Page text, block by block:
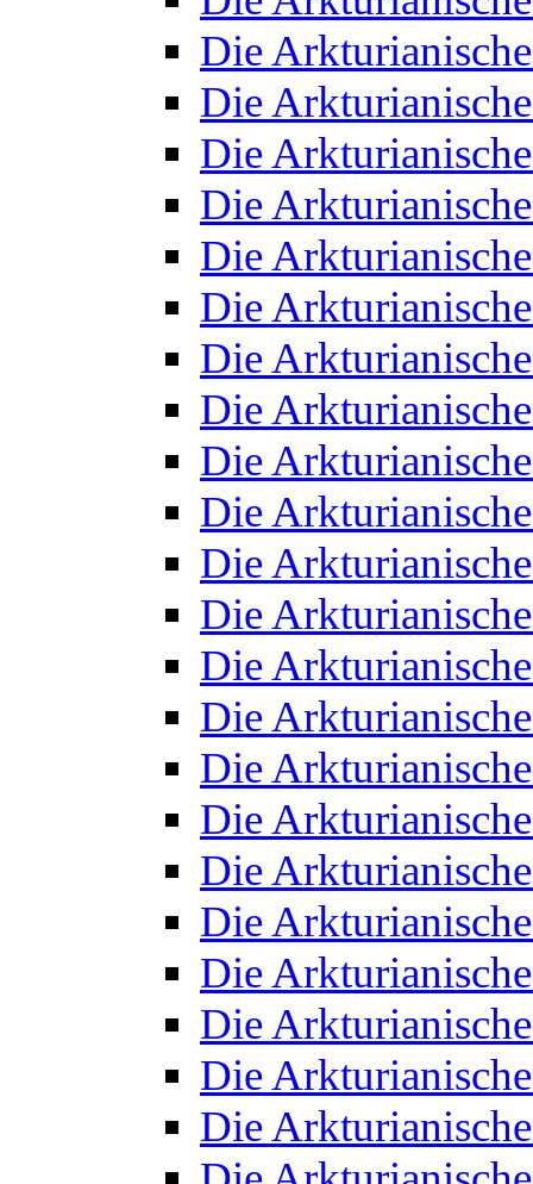
Die
Die
Die
Die
Die
Die
Die
Die
Die
Die
Die
Die
Die
Die
Die
Die
Die
Die
Die
Die
Die
Die